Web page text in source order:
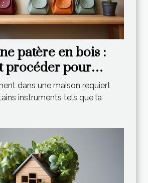
patère en bois :
procéder pour
choix optimal ?
dans une maison requiert
instruments tels que la